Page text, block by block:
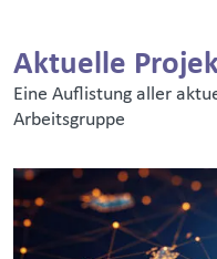
Aktuelle
Eine Auflistung aller
Arbeitsgruppe